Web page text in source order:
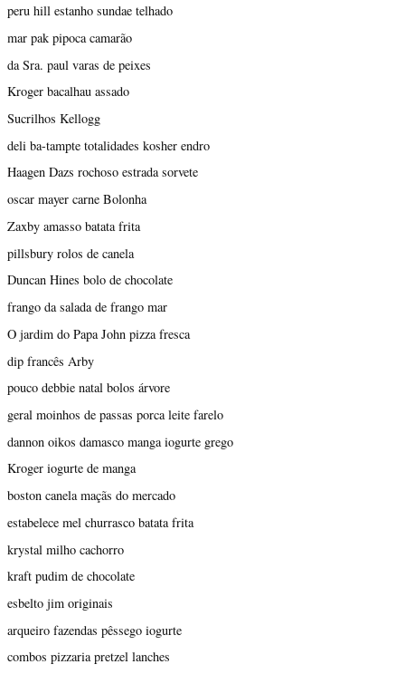
peru hill estanho sundae telhado
mar pak pipoca camarão
da Sra. paul varas de peixes
Kroger bacalhau assado
Sucrilhos Kellogg
deli ba-tampte totalidades kosher endro
Haagen Dazs rochoso estrada sorvete
oscar mayer carne Bolonha
Zaxby amasso batata frita
pillsbury rolos de canela
Duncan Hines bolo de chocolate
frango da salada de frango mar
O jardim do Papa John pizza fresca
dip francês Arby
pouco debbie natal bolos árvore
geral moinhos de passas porca leite farelo
dannon oikos damasco manga iogurte grego
Kroger iogurte de manga
boston canela maçãs do mercado
estabelece mel churrasco batata frita
krystal milho cachorro
kraft pudim de chocolate
esbelto jim originais
arqueiro fazendas pêssego iogurte
combos pizzaria pretzel lanches